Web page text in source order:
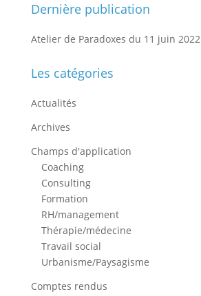
Dernière publication
Atelier de Paradoxes du 11 juin 2022
Les catégories
Actualités
Archives
Champs d'application
Coaching
Consulting
Formation
RH/management
Thérapie/médecine
Travail social
Urbanisme/Paysagisme
Comptes rendus